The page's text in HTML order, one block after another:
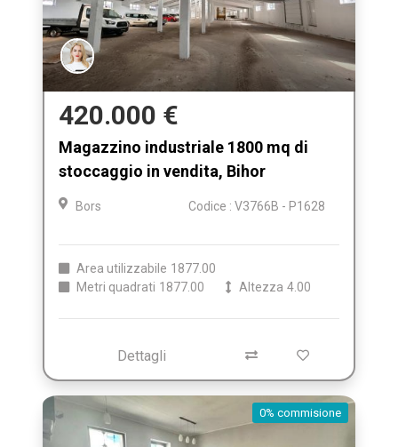
420.000 €
Magazzino industriale 1800 mq di
stoccaggio in vendita, Bihor
Bors Codice : V3766B - P1628
Area utilizzabile 1877.00
Metri quadrati 1877.00 Altezza 4.00
Dettagli
0% commisione